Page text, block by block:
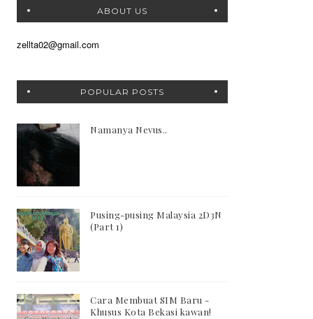
ABOUT US
zellta02@gmail.com
POPULAR POSTS
Namanya Nevus..
Pusing-pusing Malaysia 2D3N
(Part 1)
Cara Membuat SIM Baru -
Khusus Kota Bekasi kawan!